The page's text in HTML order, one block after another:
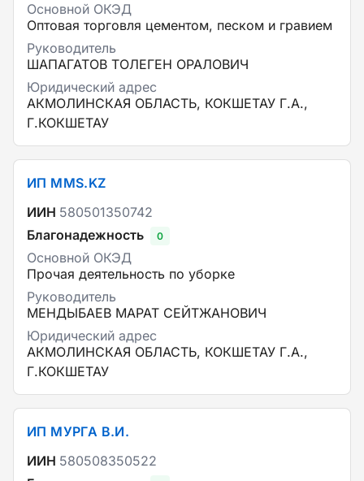
Основной ОКЭД
Оптовая торговля цементом, песком и гравием
Руководитель
ШАПАГАТОВ ТОЛЕГЕН ОРАЛОВИЧ
Юридический адрес
АКМОЛИНСКАЯ ОБЛАСТЬ, КОКШЕТАУ Г.А.,
Г.КОКШЕТАУ
ИП MMS.KZ
ИИН 580501350742
Благонадежность
0
Основной ОКЭД
Прочая деятельность по уборке
Руководитель
МЕНДЫБАЕВ МАРАТ СЕЙТЖАНОВИЧ
Юридический адрес
АКМОЛИНСКАЯ ОБЛАСТЬ, КОКШЕТАУ Г.А.,
Г.КОКШЕТАУ
ИП МУРГА В.И.
ИИН 580508350522